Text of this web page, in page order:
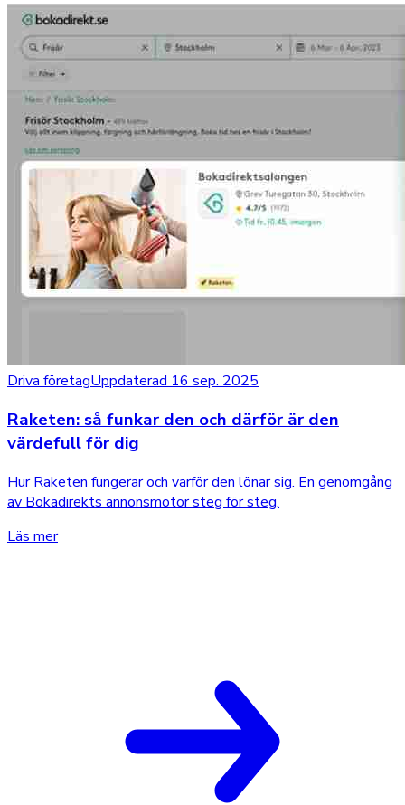
Driva företagUppdaterad 16 sep. 2025
Raketen: så funkar den och därför är den
värdefull för dig
Hur Raketen fungerar och varför den lönar sig. En genomgång
av Bokadirekts annonsmotor steg för steg.
Läs mer